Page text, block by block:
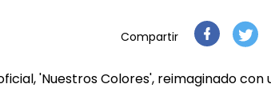
Compartir
'Nuestros Colores', reimaginado con